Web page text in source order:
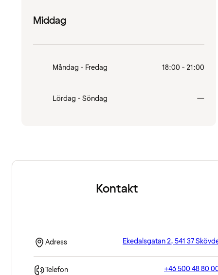
Middag
Måndag - Fredag 18:00 - 21:00
Lördag - Söndag —
Kontakt
Adress Ekedalsgatan 2, 541 37
Telefon +46 500 48 80